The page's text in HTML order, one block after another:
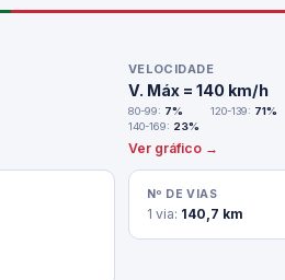
VELOCIDADE
V. Máx = 140 km/h
80-99: 7% 120-139: 71%
140-169: 23%
Ver gráfico →
Nº DE VIAS
1 via: 140,7 km